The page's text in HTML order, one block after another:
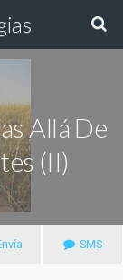
Allá De
(II)
SMS